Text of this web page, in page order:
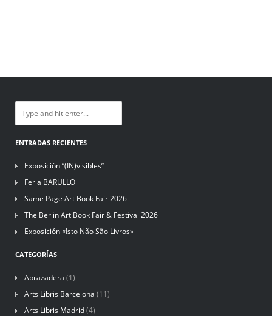
ENTRADAS RECIENTES
Exposición “(IN)visibles”
Feria BARULLO
Same Page Art Book Fair 2026
The Berlin Art Book Fair & Festival 2026
Exposición «Isto Não São Livros»
CATEGORÍAS
Abrazadera (1)
Arts Libris Barcelona (11)
Arts Libris Madrid(4)